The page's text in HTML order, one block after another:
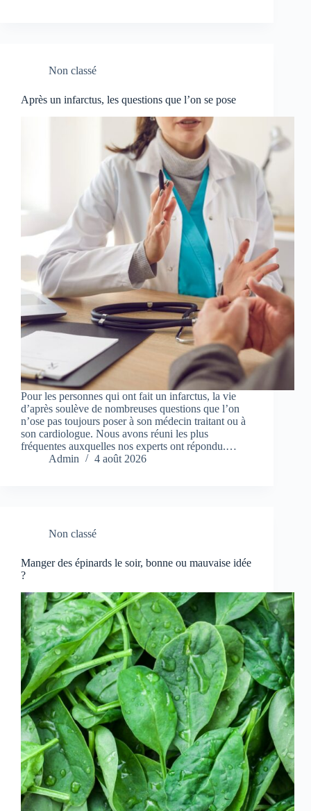
Non classé
Après un infarctus, les questions que l’on se pose
Pour les personnes qui ont fait un infarctus, la vie
d’après soulève de nombreuses questions que l’on
n’ose pas toujours poser à son médecin traitant ou à
son cardiologue. Nous avons réuni les plus
fréquentes auxquelles nos experts ont répondu.…
Admin
4 août 2026
Non classé
Manger des épinards le soir, bonne ou mauvaise idée
?